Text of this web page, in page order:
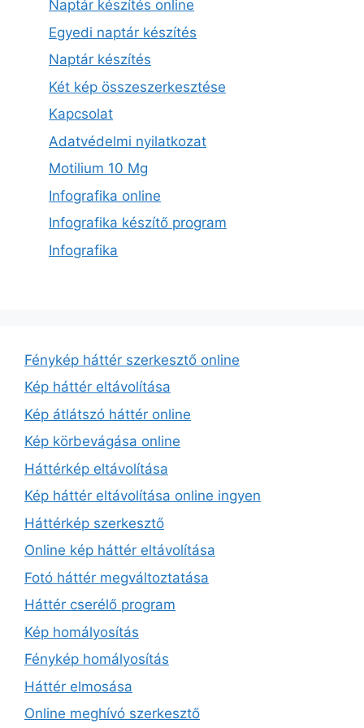
Naptár készítés online
Egyedi naptár készítés
Naptár készítés
Két kép összeszerkesztése
Kapcsolat
Adatvédelmi nyilatkozat
Motilium 10 Mg
Infografika online
Infografika készítő program
Infografika
Fénykép háttér szerkesztő online
Kép háttér eltávolítása
Kép átlátszó háttér online
Kép körbevágása online
Háttérkép eltávolítása
Kép háttér eltávolítása online ingyen
Háttérkép szerkesztő
Online kép háttér eltávolítása
Fotó háttér megváltoztatása
Háttér cserélő program
Kép homályosítás
Fénykép homályosítás
Háttér elmosása
Online meghívó szerkesztő